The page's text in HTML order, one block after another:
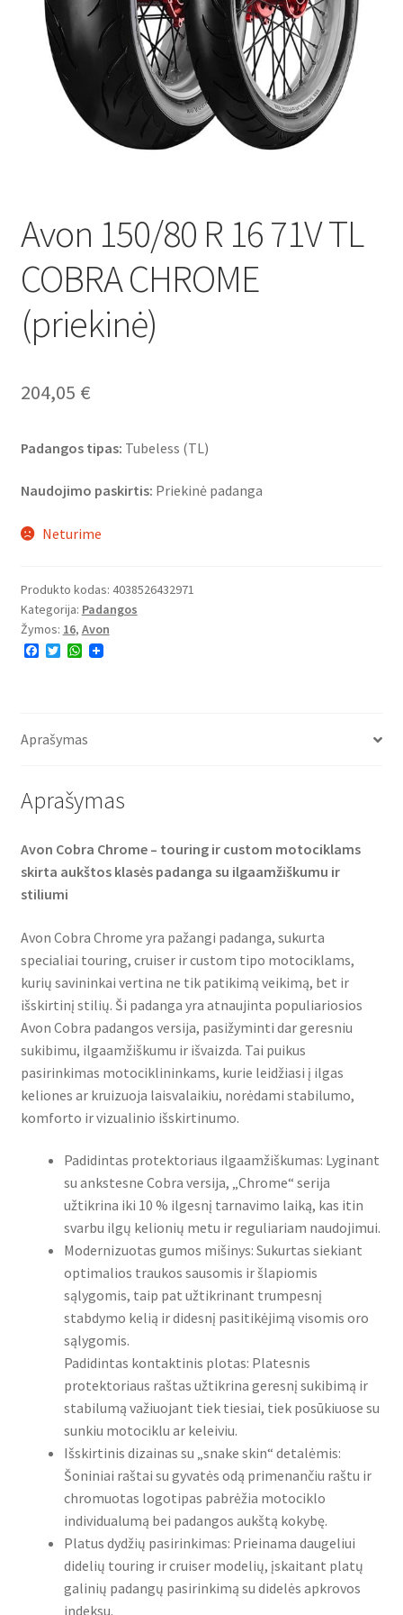
Avon 150/80 R 16 71V TL
COBRA CHROME
(priekinė)
204,05 €
Padangos tipas: Tubeless (TL)
Naudojimo paskirtis: Priekinė padanga
Neturime
Produkto kodas: 4038526432971
Kategorija: Padangos
Žymos: 16, Avon
F
o
T
r
W
p
Aprašymas
Aprašymas
Avon Cobra Chrome – touring ir custom motociklams
skirta aukštos klasės padanga su ilgaamžiškumu ir
stiliumi
Avon Cobra Chrome yra pažangi padanga, sukurta
specialiai touring, cruiser ir custom tipo motociklams,
kurių savininkai vertina ne tik patikimą veikimą, bet ir
išskirtinį stilių. Ši padanga yra atnaujinta populiariosios
Avon Cobra padangos versija, pasižyminti dar geresniu
sukibimu, ilgaamžiškumu ir išvaizda. Tai puikus
pasirinkimas motociklininkams, kurie leidžiasi į ilgas
keliones ar kruizuoja laisvalaikiu, norėdami stabilumo,
komforto ir vizualinio išskirtinumo.
Padidintas protektoriaus ilgaamžiškumas: Lyginant
su ankstesne Cobra versija, „Chrome“ serija
užtikrina iki 10 % ilgesnį tarnavimo laiką, kas itin
svarbu ilgų kelionių metu ir reguliariam naudojimui.
Modernizuotas gumos mišinys: Sukurtas siekiant
optimalios traukos sausomis ir šlapiomis
sąlygomis, taip pat užtikrinant trumpesnį
stabdymo kelią ir didesnį pasitikėjimą visomis oro
sąlygomis.
Padidintas kontaktinis plotas: Platesnis
protektoriaus raštas užtikrina geresnį sukibimą ir
stabilumą važiuojant tiek tiesiai, tiek posūkiuose su
sunkiu motociklu ar keleiviu.
Išskirtinis dizainas su „snake skin“ detalėmis:
Šoniniai raštai su gyvatės odą primenančiu raštu ir
chromuotas logotipas pabrėžia motociklo
individualumą bei padangos aukštą kokybę.
Platus dydžių pasirinkimas: Prieinama daugeliui
didelių touring ir cruiser modelių, įskaitant platų
galinių padangų pasirinkimą su didelės apkrovos
indeksu.